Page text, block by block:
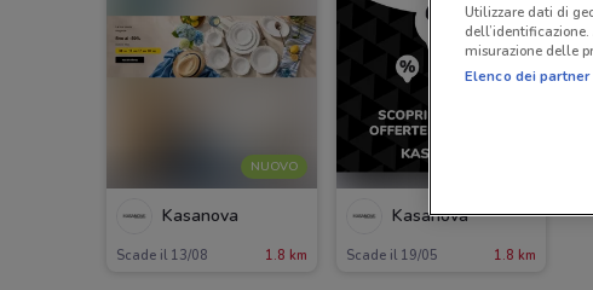
NUOVO
Kasanova
Scade il 13/08 1.8 km
Kasanova
Scade il 19/05 1.8 km
Utilizzare dati di
misurazione delle
Elenco dei partner